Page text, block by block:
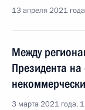
13 апреля 2021
Между
Президента
3 марта 2021 года,